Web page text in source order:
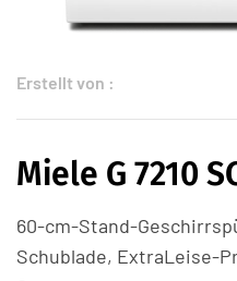
Erstellt von :
Miele G 7210
60-cm-Stand-
Schublade, ExtraLeise-